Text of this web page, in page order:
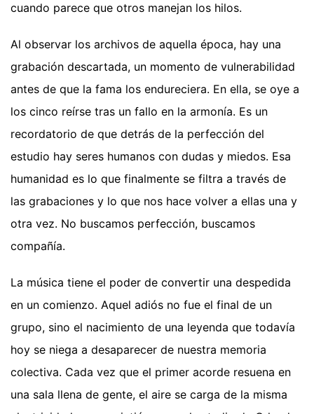
cuando parece que otros manejan los hilos.
Al observar los archivos de aquella época, hay una
grabación descartada, un momento de vulnerabilidad
antes de que la fama los endureciera. En ella, se oye a
los cinco reírse tras un fallo en la armonía. Es un
recordatorio de que detrás de la perfección del
estudio hay seres humanos con dudas y miedos. Esa
humanidad es lo que finalmente se filtra a través de
las grabaciones y lo que nos hace volver a ellas una y
otra vez. No buscamos perfección, buscamos
compañía.
La música tiene el poder de convertir una despedida
en un comienzo. Aquel adiós no fue el final de un
grupo, sino el nacimiento de una leyenda que todavía
hoy se niega a desaparecer de nuestra memoria
colectiva. Cada vez que el primer acorde resuena en
una sala llena de gente, el aire se carga de la misma